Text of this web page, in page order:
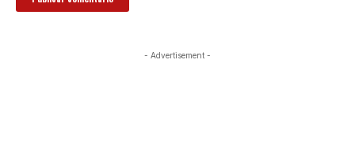
- Advertisement -